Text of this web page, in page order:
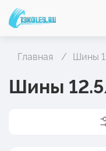
Главная Шины
Шины